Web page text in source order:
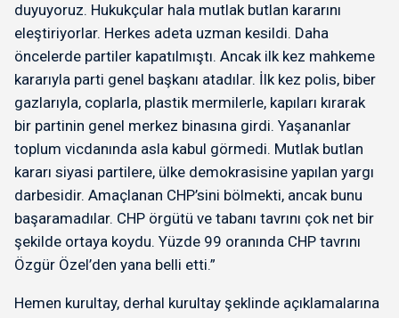
duyuyoruz. Hukukçular hala mutlak butlan kararını
eleştiriyorlar. Herkes adeta uzman kesildi. Daha
öncelerde partiler kapatılmıştı. Ancak ilk kez mahkeme
kararıyla parti genel başkanı atadılar. İlk kez polis, biber
gazlarıyla, coplarla, plastik mermilerle, kapıları kırarak
bir partinin genel merkez binasına girdi. Yaşananlar
toplum vicdanında asla kabul görmedi. Mutlak butlan
kararı siyasi partilere, ülke demokrasisine yapılan yargı
darbesidir. Amaçlanan CHP’sini bölmekti, ancak bunu
başaramadılar. CHP örgütü ve tabanı tavrını çok net bir
şekilde ortaya koydu. Yüzde 99 oranında CHP tavrını
Özgür Özel’den yana belli etti.”
Hemen kurultay, derhal kurultay şeklinde açıklamalarına